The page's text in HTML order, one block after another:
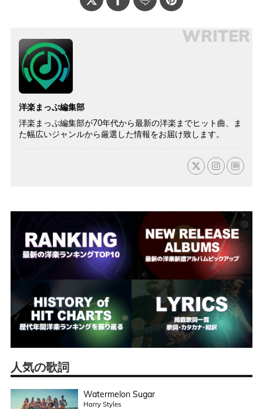
WRITER
洋楽まっぷ編集部
洋楽まっぷ編集部が70年代から最新の洋楽までヒット曲、ま
た幅広いジャンルから厳選した情報をお届け致します。
人気の歌詞
Watermelon Sugar
Harry Styles